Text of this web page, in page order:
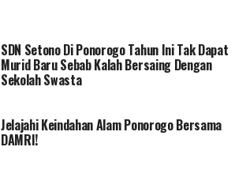
SDN Setono Di Ponorogo Tahun Ini Tak Dapat
Murid Baru Sebab Kalah Bersaing Dengan
Sekolah Swasta
Jelajahi Keindahan Alam Ponorogo Bersama
DAMRI!